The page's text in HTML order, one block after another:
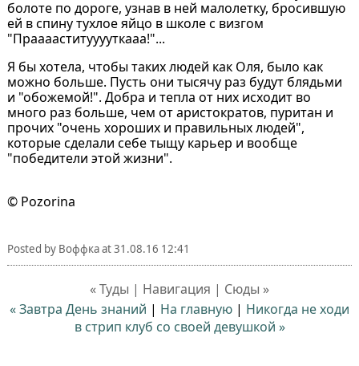
болоте по дороге, узнав в ней малолетку, бросившую
ей в спину тухлое яйцо в школе с визгом
"Прааааститууууткааа!"...
Я бы хотела, чтобы таких людей как Оля, было как
можно больше. Пусть они тысячу раз будут блядьми
и "обожемой!". Добра и тепла от них исходит во
много раз больше, чем от аристократов, пуритан и
прочих "очень хороших и правильных людей",
которые сделали себе тыщу карьер и вообще
"победители этой жизни".
© Pozorina
Posted by Воффкаat31.08.16 12:41
« Туды | Навигация | Сюды »
« Завтра День знаний | На главную | Никогда не ходи
в стрип клуб со своей девушкой »